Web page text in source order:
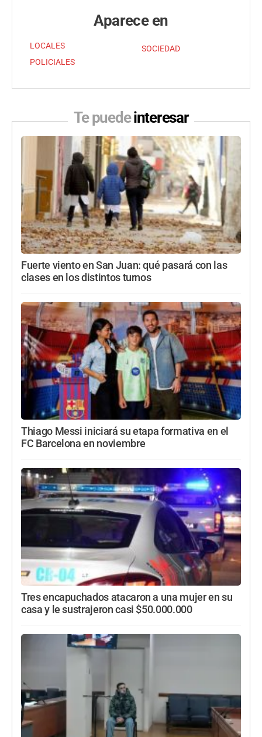
Aparece en
LOCALES
POLICIALES
SOCIEDAD
Te puedeinteresar
Fuerte viento en San Juan: qué pasará con las
clases en los distintos turnos
Thiago Messi iniciará su etapa formativa en el
FC Barcelona en noviembre
Tres encapuchados atacaron a una mujer en su
casa y le sustrajeron casi $50.000.000